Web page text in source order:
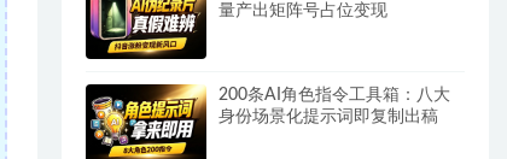
量产出矩阵号占位变现
200条AI角色指令工具箱：八大
身份场景化提示词即复制出稿